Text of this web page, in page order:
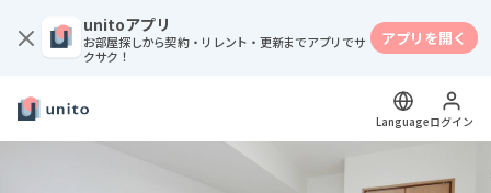
unitoアプリ
お部屋探しから契約・リレント・更新までアプリでサ
クサク！
アプリを開く
Languageログイン